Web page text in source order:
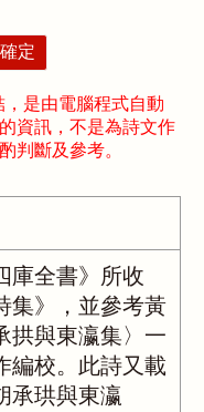
是由電腦程式自動
資訊，不是為詩文作
判斷及參考。
庫全書》所收
集》，並參考黃
拱與東瀛集〉一
編校。此詩又載
承珙與東瀛